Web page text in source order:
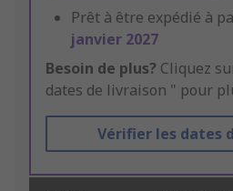
Prêt à être expédié à
janvier 2027
Besoin de plus? Cliquez
dates de livraison " pour
Vérifier les dates